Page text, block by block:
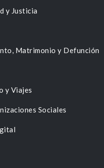
y Justicia
Matrimonio y Defunción
y Viajes
Sociales